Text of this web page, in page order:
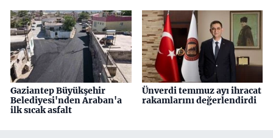
Gaziantep Büyükşehir
Belediyesi'nden Araban'a
ilk sıcak asfalt
Ünverdi temmuz ayı ihracat
rakamlarını değerlendirdi